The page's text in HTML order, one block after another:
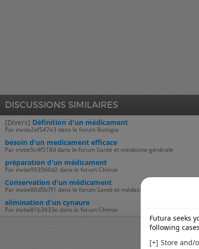
DISCUSSIONS SIMILAIRES
[Divers] Définition d'un médicament
Par invite2af547e3 dans le forum Biologie
besoin d'un medicament efficace
Par invite5c4f518d dans le forum Santé et médecine générale
préparation d'un médicament
Par invite993560d2 dans le forum Chimie
Conservation d'un médicament
Par invite80d5b7f1 dans le forum Santé et médecine générale
elimination d'un cynaure
Par invite81b3833e dans le forum Chimie